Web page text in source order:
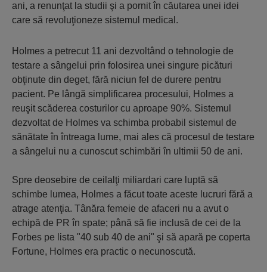
ani, a renunţat la studii şi a pornit în căutarea unei idei
care să revoluţioneze sistemul medical.
Holmes a petrecut 11 ani dezvoltând o tehnologie de
testare a sângelui prin folosirea unei singure picături
obţinute din deget, fără niciun fel de durere pentru
pacient. Pe lângă simplificarea procesului, Holmes a
reuşit scăderea costurilor cu aproape 90%. Sistemul
dezvoltat de Holmes va schimba probabil sistemul de
sănătate în întreaga lume, mai ales că procesul de testare
a sângelui nu a cunoscut schimbări în ultimii 50 de ani.
Spre deosebire de ceilalţi miliardari care luptă să
schimbe lumea, Holmes a făcut toate aceste lucruri fără a
atrage atenţia. Tânăra femeie de afaceri nu a avut o
echipă de PR în spate; până să fie inclusă de cei de la
Forbes pe lista "40 sub 40 de ani" şi să apară pe coperta
Fortune, Holmes era practic o necunoscută.